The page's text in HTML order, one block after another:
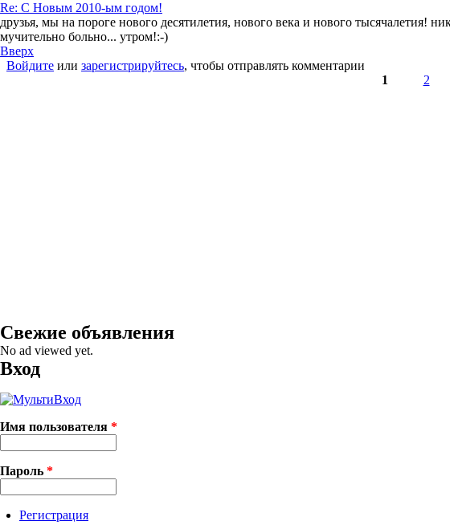
Re: С Новым 2010-ым годом!
друзья, мы на пороге нового десятилетия, нового века и нового тысячалетия!
мучительно больно... утром!:-)
Вверх
Войдите или зарегистрируйтесь, чтобы отправлять комментарии
1 2
Свежие объявления
No ad viewed yet.
Вход
Имя пользователя *
Пароль *
Регистрация